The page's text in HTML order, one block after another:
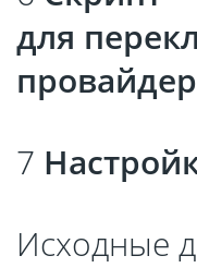
для
7
Исходные